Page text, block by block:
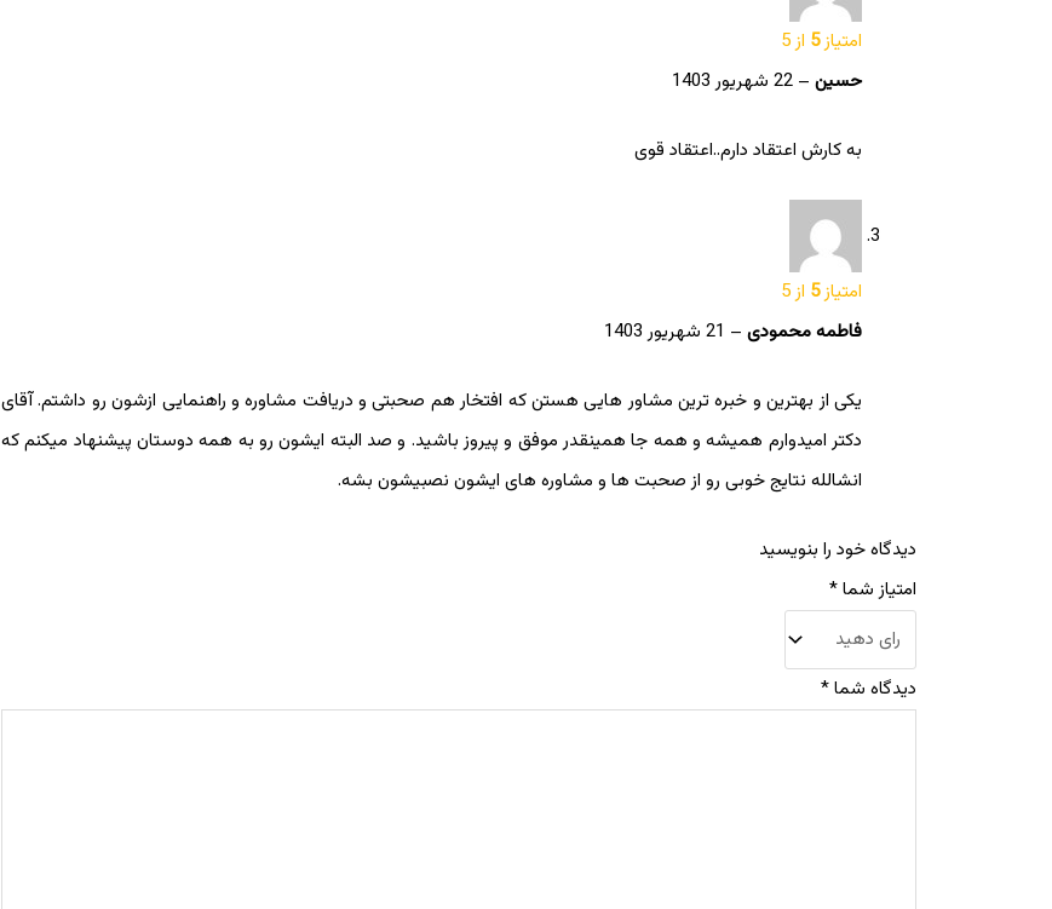
امتیاز5 از 5
حسین – 22 شهریور 1403
به کارش اعتقاد دارم..اعتقاد قوی
امتیاز5 از 5
فاطمه محمودی – 21 شهریور 1403
یکی از بهترین و خبره ترین مشاور هایی هستن که افتخار هم صحبتی و دریافت مشاوره و راهنمایی ازشون رو داشتم. آقای
دکتر امیدوارم همیشه و همه جا همینقدر موفق و پیروز باشید. و صد البته ایشون رو به همه دوستان پیشنهاد میکنم که
انشالله نتایج خوبی رو از صحبت ها و مشاوره های ایشون نصبیشون بشه.
دیدگاه خود را بنویسید
امتیاز شما*
دیدگاه شما*